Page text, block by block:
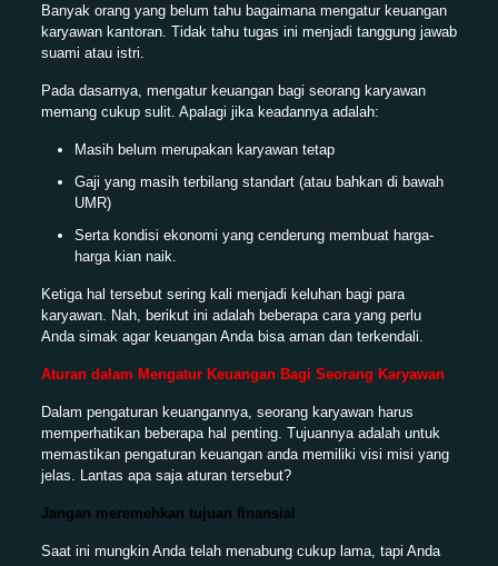
Banyak orang yang belum tahu bagaimana mengatur keuangan
karyawan kantoran. Tidak tahu tugas ini menjadi tanggung jawab
suami atau istri.
Pada dasarnya, mengatur keuangan bagi seorang karyawan
memang cukup sulit. Apalagi jika keadannya adalah:
Masih belum merupakan karyawan tetap
Gaji yang masih terbilang standart (atau bahkan di bawah
UMR)
Serta kondisi ekonomi yang cenderung membuat harga-
harga kian naik.
Ketiga hal tersebut sering kali menjadi keluhan bagi para
karyawan. Nah, berikut ini adalah beberapa cara yang perlu
Anda simak agar keuangan Anda bisa aman dan terkendali.
Aturan dalam Mengatur Keuangan Bagi Seorang Karyawan
Dalam pengaturan keuangannya, seorang karyawan harus
memperhatikan beberapa hal penting. Tujuannya adalah untuk
memastikan pengaturan keuangan anda memiliki visi misi yang
jelas. Lantas apa saja aturan tersebut?
Jangan meremehkan tujuan finansial
Saat ini mungkin Anda telah menabung cukup lama, tapi Anda